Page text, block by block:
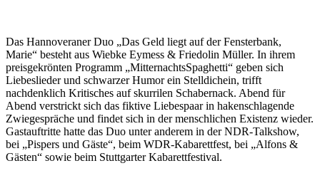
Das Hannoveraner Duo „Das Geld liegt auf der Fensterbank,
Marie“ besteht aus Wiebke Eymess & Friedolin Müller. In ihrem
preisgekrönten Programm „MitternachtsSpaghetti“ geben sich
Liebeslieder und schwarzer Humor ein Stelldichein, trifft
nachdenklich Kritisches auf skurrilen Schabernack. Abend für
Abend verstrickt sich das fiktive Liebespaar in hakenschlagende
Zwiegespräche und findet sich in der menschlichen Existenz wieder.
Gastauftritte hatte das Duo unter anderem in der NDR-Talkshow,
bei „Pispers und Gäste“, beim WDR-Kabarettfest, bei „Alfons &
Gästen“ sowie beim Stuttgarter Kabarettfestival.